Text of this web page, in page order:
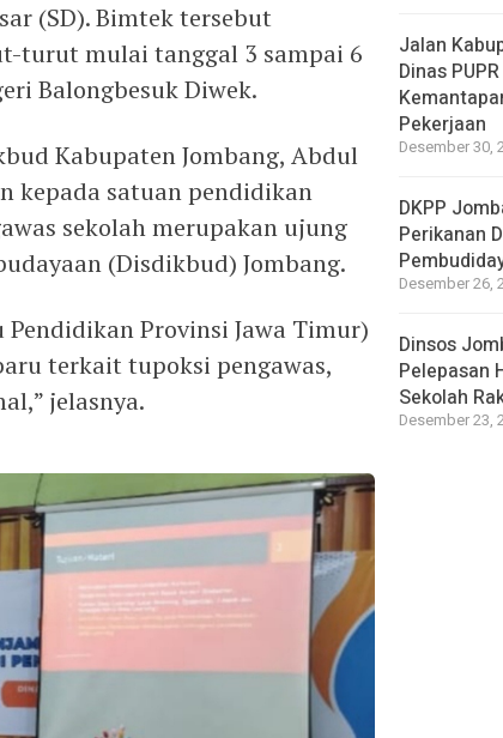
(SD). Bimtek tersebut
turut mulai tanggal 3 sampai 6
Balongbesuk Diwek.
Kabupaten Jombang, Abdul
kepada satuan pendidikan
sekolah merupakan ujung
(Disdikbud) Jombang.
Pendidikan Provinsi Jawa Timur)
terkait tupoksi pengawas,
jelasnya.
Jalan
Dinas
Pekerjaan
Desember 30,
DKPP
Perikanan
Desember 26,
Dinsos
Pelepasan
Sekolah
Desember 23,